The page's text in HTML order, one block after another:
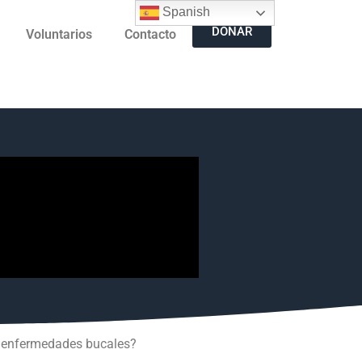
DONAR
Voluntarios Contacto
bucales?
Spanish